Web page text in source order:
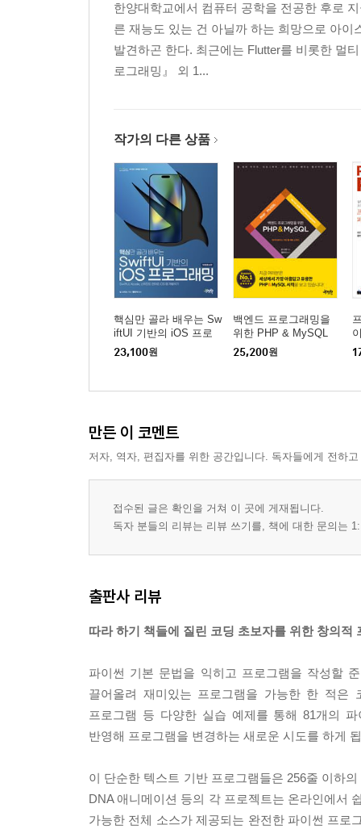
한양대학교에서 컴퓨터 공학을 전공한 후로
른 재능도 있는 건 아닐까 하는 희망으로 아
발견하곤 한다. 최근에는 Flutter를 비롯한 멀
로그래밍』 외 1...
작가의 다른 상품
핵심만 골라 배우는 Sw
iftUI 기반의 iOS 프로
그래밍
23,100원
백엔드 프로그래밍을
위한 PHP & MySQL
25,200원
만든 이 코멘트
저자, 역자, 편집자를 위한 공간입니다. 독자들에게 전하
접수된 글은 확인을 거쳐 이 곳에 게재됩니다.
독자 분들의 리뷰는 리뷰 쓰기를, 책에 대한 문의는
출판사 리뷰
따라 하기 책들에 질린 코딩 초보자를 위한 창의적
파이썬 기본 문법을 익히고 프로그램을 작성할
끌어올려 재미있는 프로그램을 가능한 한 적은
프로그램 등 다양한 실습 예제를 통해 81개의
반영해 프로그램을 변경하는 새로운 시도를 하게
이 단순한 텍스트 기반 프로그램들은 256줄 이하
DNA 애니메이션 등의 각 프로젝트는 온라인에서
가능한 전체 소스가 제공되는 완전한 파이썬 프로